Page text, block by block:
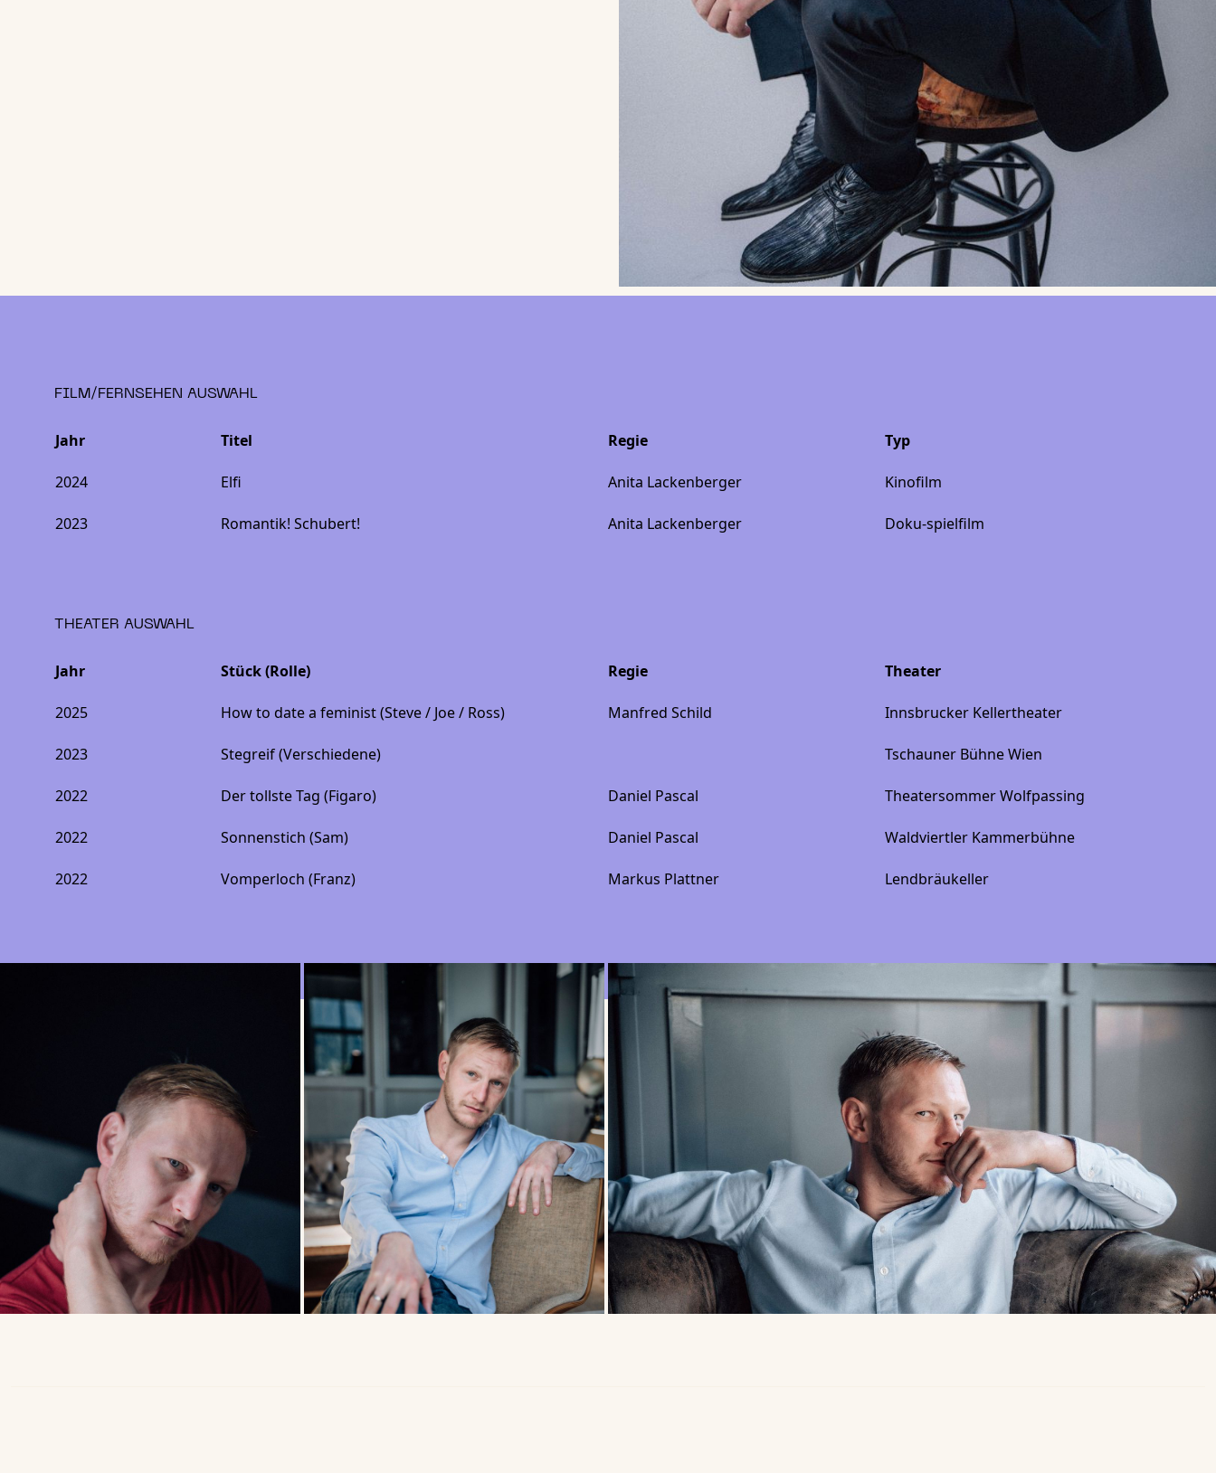
FILM/FERNSEHEN AUSWAHL
Jahr Titel Regie Typ
2024 Elfi Anita Lackenberger Kinofilm
2023 Romantik! Schubert! Anita Lackenberger Doku-spielfilm
THEATER AUSWAHL
Jahr Stück (Rolle) Regie Theater
2025 How to date a feminist (Steve / Joe / Ross) Manfred Schild Innsbrucker Kellertheater
2023 Stegreif (Verschiedene) Tschauner Bühne Wien
2022 Der tollste Tag (Figaro) Daniel Pascal Theatersommer Wolfpassing
2022 Sonnenstich (Sam) Daniel Pascal Waldviertler Kammerbühne
2022 Vomperloch (Franz) Markus Plattner Lendbräukeller